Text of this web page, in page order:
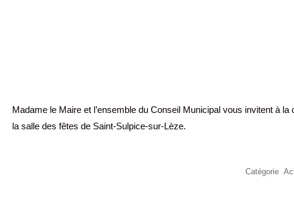
Madame le Maire et l’ensemble du Conseil Municipal vous invitent à
la salle des fêtes de Saint-Sulpice-sur-Lèze.
Catégorie